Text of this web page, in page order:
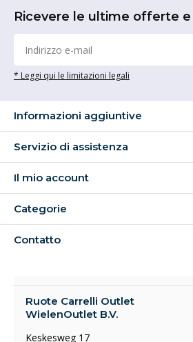
Ricevere le ultime offerte
* Leggi qui le limitazioni legali
Informazioni aggiuntive
Servizio di assistenza
Il mio account
Categorie
Contatto
Ruote Carrelli Outlet
WielenOutlet B.V.
Keskesweg 17